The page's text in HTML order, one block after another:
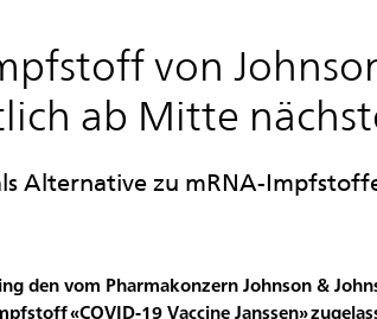
von
ab Mitte
Alternative zu mRNA-
den vom Pharmakonzern Johnson &
«COVID-19 Vaccine Janssen»